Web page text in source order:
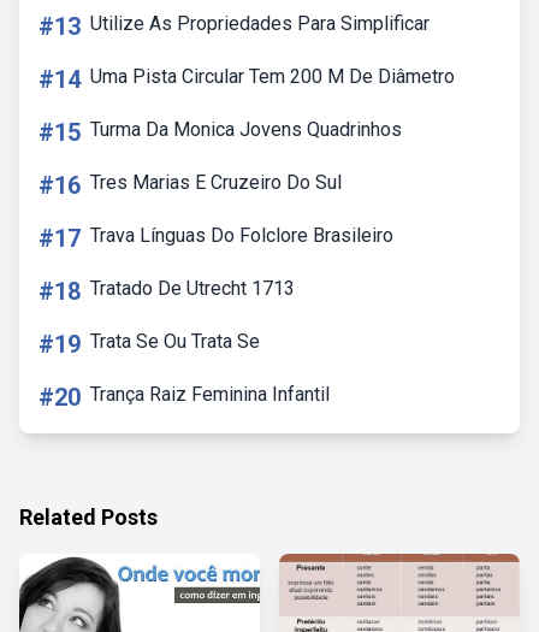
#13 Utilize As Propriedades Para Simplificar
#14 Uma Pista Circular Tem 200 M De Diâmetro
#15 Turma Da Monica Jovens Quadrinhos
#16 Tres Marias E Cruzeiro Do Sul
#17 Trava Línguas Do Folclore Brasileiro
#18 Tratado De Utrecht 1713
#19 Trata Se Ou Trata Se
#20 Trança Raiz Feminina Infantil
Related Posts